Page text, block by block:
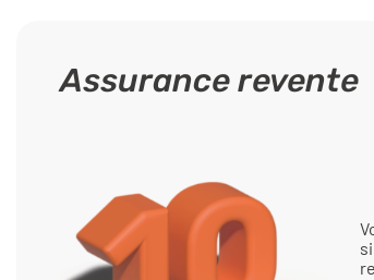
Assurance revente